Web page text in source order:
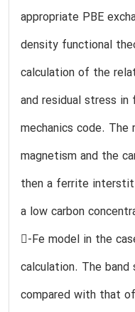
appropriate PBE
density functional
calculation of the
and residual stress
mechanics code.
magnetism and the
then a ferrite
a low carbon
-Fe model in the
calculation. The
compared with that